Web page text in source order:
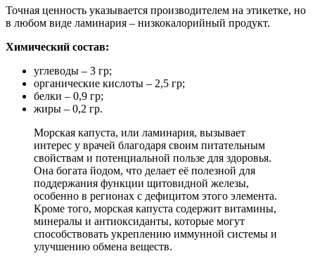
Точная ценность указывается производителем на этикетке, но
в любом виде ламинария – низкокалорийный продукт.
Химический состав:
углеводы – 3 гр;
органические кислоты – 2,5 гр;
белки – 0,9 гр;
жиры – 0,2 гр.
Морская капуста, или ламинария, вызывает
интерес у врачей благодаря своим питательным
свойствам и потенциальной пользе для здоровья.
Она богата йодом, что делает её полезной для
поддержания функции щитовидной железы,
особенно в регионах с дефицитом этого элемента.
Кроме того, морская капуста содержит витамины,
минералы и антиоксиданты, которые могут
способствовать укреплению иммунной системы и
улучшению обмена веществ.